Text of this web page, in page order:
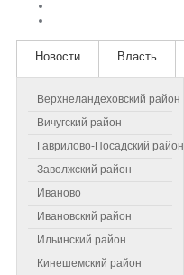
Новости
Верхнеландеховский район
Вичугский район
Гаврилово-Посадский район
Заволжский район
Иваново
Ивановский район
Ильинский район
Кинешемский район
Власть